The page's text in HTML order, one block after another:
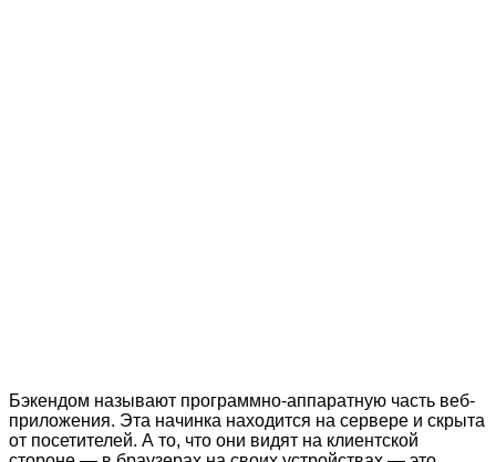
Бэкендом называют программно-аппаратную часть веб-
приложения. Эта начинка находится на сервере и скрыта
от посетителей. А то, что они видят на клиентской